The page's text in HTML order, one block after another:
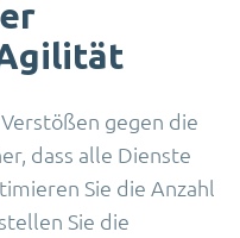
gegen die
dass alle Dienste
Sie die Anzahl
Sie die